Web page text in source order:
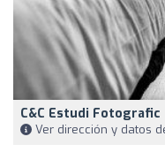
C&C Estudi Fotografic
Ver dirección y datos